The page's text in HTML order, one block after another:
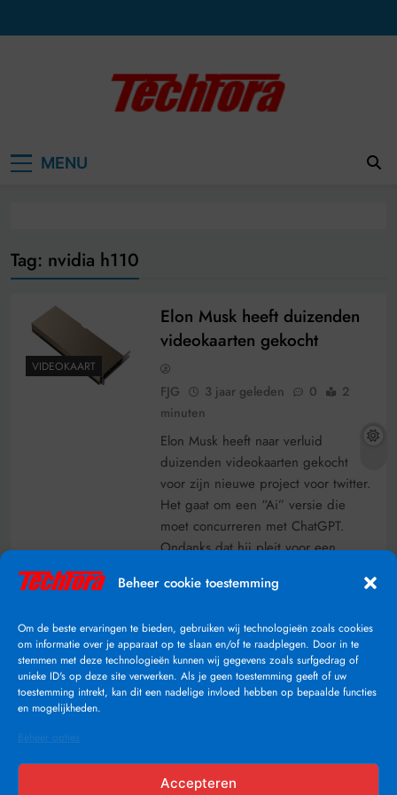
Beheer cookie toestemming
Om de beste ervaringen te bieden, gebruiken wij technologieën zoals cookies
om informatie over je apparaat op te slaan en/of te raadplegen. Door in te
stemmen met deze technologieën kunnen wij gegevens zoals surfgedrag of
unieke ID's op deze site verwerken. Als je geen toestemming geeft of uw
toestemming intrekt, kan dit een nadelige invloed hebben op bepaalde functies
en mogelijkheden.
Beheer opties
Accepteren
naar
MENU
Tag: nvidia h110
VIDEOKAART
Elon Musk heeft duizenden
videokaarten gekocht
FJG 3 jaar geleden 0
2
minuten
Elon Musk heeft naar verluid
duizenden videokaarten gekocht
voor zijn nieuwe project voor twitter.
Het gaat om een “Ai” versie die
moet concurreren met ChatGPT.
Ondanks dat hij pleit voor een
Elon Musk begonnen met een groot
voor op twitter
Lees Verder